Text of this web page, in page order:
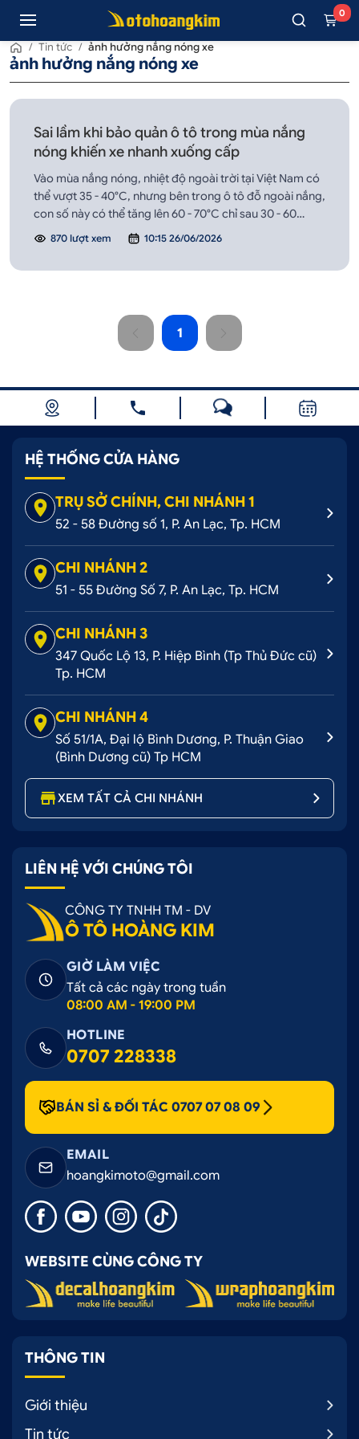
0
/ Tin tức / ảnh hưởng nắng nóng xe
ảnh hưởng nắng nóng xe
Sai lầm khi bảo quản ô tô trong mùa nắng
nóng khiến xe nhanh xuống cấp
Vào mùa nắng nóng, nhiệt độ ngoài trời tại Việt Nam có
thể vượt 35 - 40°C, nhưng bên trong ô tô đỗ ngoài nắng,
con số này có thể tăng lên 60 - 70°C chỉ sau 30 - 60
phút. Đây không chỉ là môi trường “khắc nghiệt” với con
người mà còn là tác nhân âm thầm khiến xe xuống cấp
870 lượt xem 10:15 26/06/2026
1
HỆ THỐNG CỬA HÀNG
TRỤ SỞ CHÍNH, CHI NHÁNH 1
52 - 58 Đường số 1, P. An Lạc, Tp. HCM
CHI NHÁNH 2
51 - 55 Đường Số 7, P. An Lạc, Tp. HCM
CHI NHÁNH 3
347 Quốc Lộ 13, P. Hiệp Bình (Tp Thủ Đức cũ)
Tp. HCM
CHI NHÁNH 4
Số 51/1A, Đại lộ Bình Dương, P. Thuận Giao
(Bình Dương cũ) Tp HCM
XEM TẤT CẢ CHI NHÁNH
LIÊN HỆ VỚI CHÚNG TÔI
CÔNG TY TNHH TM - DV
Ô TÔ HOÀNG KIM
GIỜ LÀM VIỆC
Tất cả các ngày trong tuần
08:00 AM - 19:00 PM
HOTLINE
0707 228338
BÁN SỈ & ĐỐI TÁC 0707 07 08 09
EMAIL
hoangkimoto@gmail.com
WEBSITE CÙNG CÔNG TY
THÔNG TIN
Giới thiệu
Tin tức